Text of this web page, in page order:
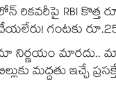
రికవరీపై RBI కొత్త
గంటకు
నిర్ణయం మారదు..
మద్దతు ఇచ్చే